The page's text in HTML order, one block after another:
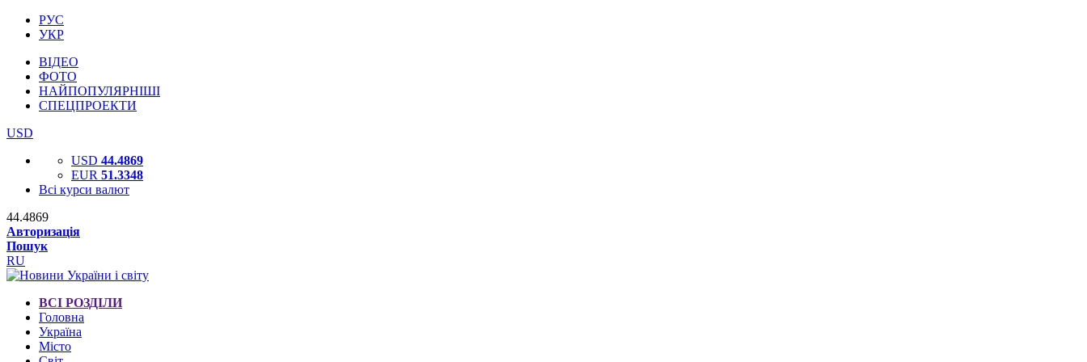
РУС
УКР
ВІДЕО
ФОТО
НАЙПОПУЛЯРНІШІ
СПЕЦПРОЕКТИ
USD
USD 44.4869
EUR 51.3348
Всі курси валют
44.4869
Авторизація
Пошук
RU
ВСІ РОЗДІЛИ
Головна
Україна
Місто